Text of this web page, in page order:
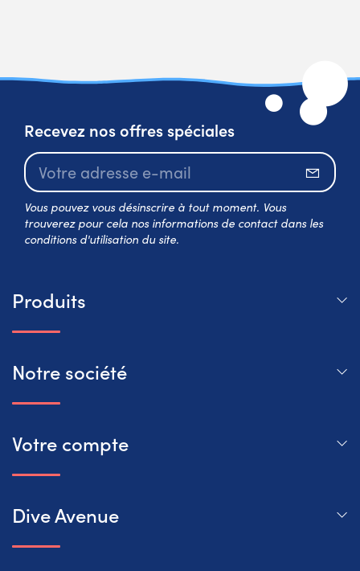
Recevez nos offres spéciales
Vous pouvez vous désinscrire à tout moment. Vous
trouverez pour cela nos informations de contact dans les
conditions d'utilisation du site.
Produits
Notre société
Votre compte
Dive Avenue